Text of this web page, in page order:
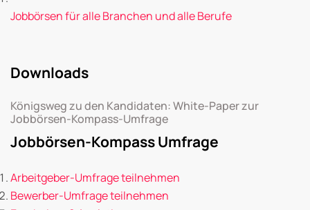
Jobbörsen für alle Branchen und alle Berufe
Downloads
Königsweg zu den Kandidaten: White-Paper zur
Jobbörsen-Kompass-Umfrage
Jobbörsen-Kompass Umfrage
Arbeitgeber-Umfrage teilnehmen
Bewerber-Umfrage teilnehmen